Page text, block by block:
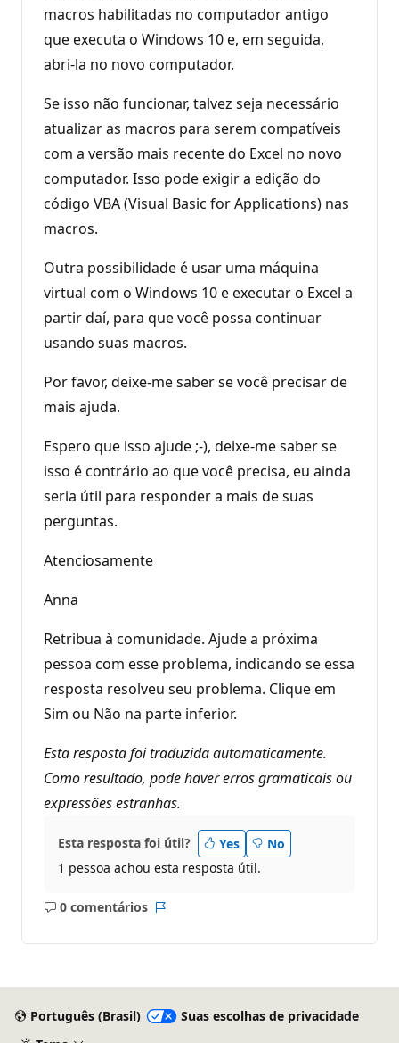
macros habilitadas no computador antigo
que executa o Windows 10 e, em seguida,
abri-la no novo computador.
Se isso não funcionar, talvez seja necessário
atualizar as macros para serem compatíveis
com a versão mais recente do Excel no novo
computador. Isso pode exigir a edição do
código VBA (Visual Basic for Applications) nas
macros.
Outra possibilidade é usar uma máquina
virtual com o Windows 10 e executar o Excel a
partir daí, para que você possa continuar
usando suas macros.
Por favor, deixe-me saber se você precisar de
mais ajuda.
Espero que isso ajude ;-), deixe-me saber se
isso é contrário ao que você precisa, eu ainda
seria útil para responder a mais de suas
perguntas.
Atenciosamente
Anna
Retribua à comunidade. Ajude a próxima
pessoa com esse problema, indicando se essa
resposta resolveu seu problema. Clique em
Sim ou Não na parte inferior.
Esta resposta foi traduzida automaticamente.
Como resultado, pode haver erros gramaticais ou
expressões estranhas.
Esta resposta foi útil? Yes
No
1 pessoa achou esta resposta útil.
0 comentários
Sem
Português (Brasil)
Suas escolhas de privacidade